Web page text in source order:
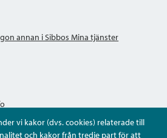
vi kakor (dvs. cookies) relaterade till
och kakor från tredje part för att
annan i Sibbos Mina tjänster